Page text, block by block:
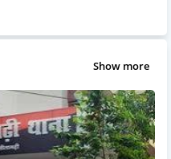
Show more